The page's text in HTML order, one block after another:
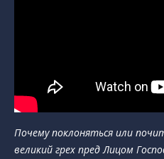
Почему поклоняться или
великий грех пред Лицом